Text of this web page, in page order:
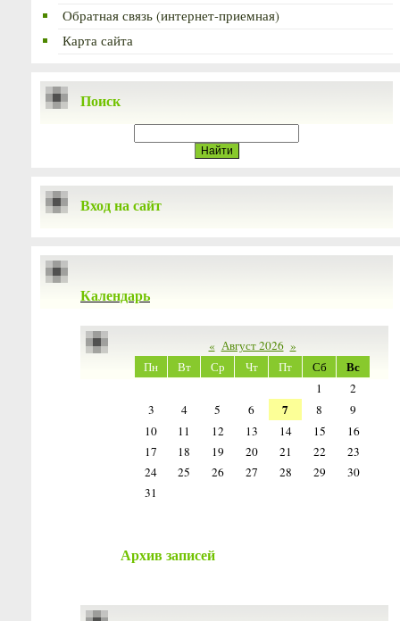
Обратная связь (интернет-приемная)
Карта сайта
Поиск
Вход на сайт
Календарь
« Август 2026 »
Пн
Вт Ср Чт Пт Сб Вс
1
2
3
4 5 6 7 8
9
10
11 12 13 14 15
16
17
18 19 20 21 22
23
24
25 26 27 28 29
30
31
Архив записей